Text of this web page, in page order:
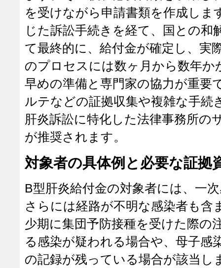
を受けながら申請書類を作成しま
じた訴訟手続きを経て、国との和
て最終的に、給付金が確定し、実
のプロセスには数ヶ月から数年か
早めの準備と専門家の協力が重
ルテなどの証拠収集や複雑な手続
肝炎訴訟に特化した法律事務所の
が推奨されます。
対象者の具体例と必要な証拠
B型肝炎給付金の対象者には、一
さらには経路が不明な感染者も含
少期に集団予防接種を受けた際の
る感染が疑われる場合や、母子感
の記録が残っている場合が該当し